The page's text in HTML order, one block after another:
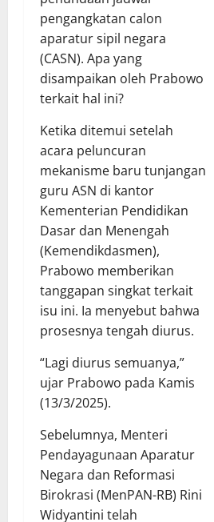
pengangkatan calon
aparatur sipil negara
(CASN). Apa yang
disampaikan oleh Prabowo
terkait hal ini?
Ketika ditemui setelah
acara peluncuran
mekanisme baru tunjangan
guru ASN di kantor
Kementerian Pendidikan
Dasar dan Menengah
(Kemendikdasmen),
Prabowo memberikan
tanggapan singkat terkait
isu ini. Ia menyebut bahwa
prosesnya tengah diurus.
“Lagi diurus semuanya,”
ujar Prabowo pada Kamis
(13/3/2025).
Sebelumnya, Menteri
Pendayagunaan Aparatur
Negara dan Reformasi
Birokrasi (MenPAN-RB) Rini
Widyantini telah